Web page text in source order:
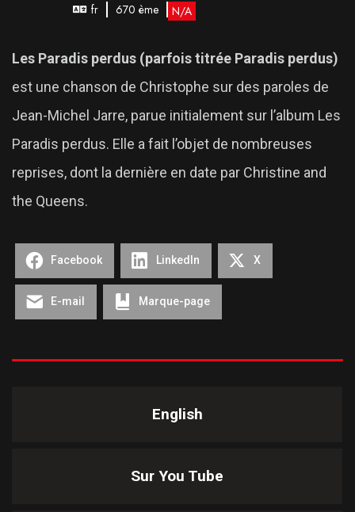
fr
670 ème N/A
Les Paradis perdus (parfois titrée Paradis perdus)
est une chanson de Christophe sur des paroles de
Jean-Michel Jarre, parue initialement sur l’album Les
Paradis perdus. Elle a fait l’objet de nombreuses
reprises, dont la dernière en date par Christine and
the Queens.
Facebook LinkedIn X
E-mail Marque-page
English
Sur You Tube